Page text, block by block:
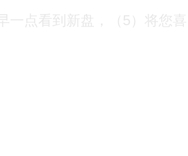
点看到新盘，（5）将您喜